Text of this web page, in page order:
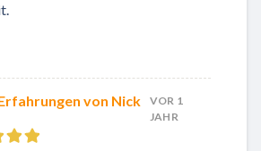
von Nick
VOR 1
JAHR